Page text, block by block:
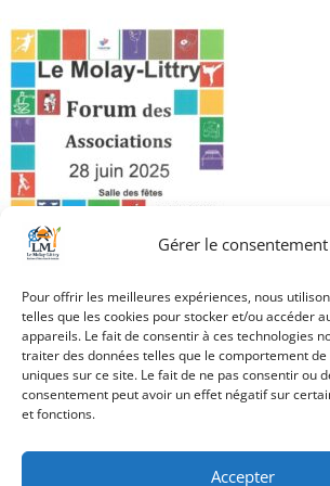
Gérer le consentement
Pour offrir les meilleures expériences, nous
telles que les cookies pour stocker et/ou accéder
appareils. Le fait de consentir à ces technologies
traiter des données telles que le comportement de
uniques sur ce site. Le fait de ne pas consentir ou
consentement peut avoir un effet négatif sur
et fonctions.
Accepter
Navigation
de
l’article
Forum des
Associations